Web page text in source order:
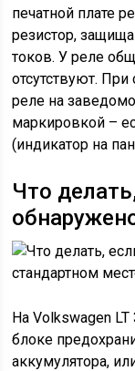
печатной плате
резистор,
токов. У реле
отсутствуют.
реле на
маркировкой –
(индикатор на
Что
На Volkswagen
блоке
аккумулятора,